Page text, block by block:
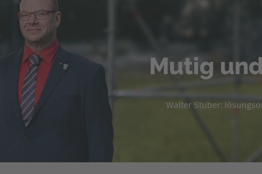
Mutig
Walter Stuber: